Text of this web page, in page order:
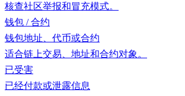
核查社区举报和冒充模式。
钱包 / 合约
钱包地址、代币或合约
适合链上交易、地址和合约对象。
已受害
已经付款或泄露信息